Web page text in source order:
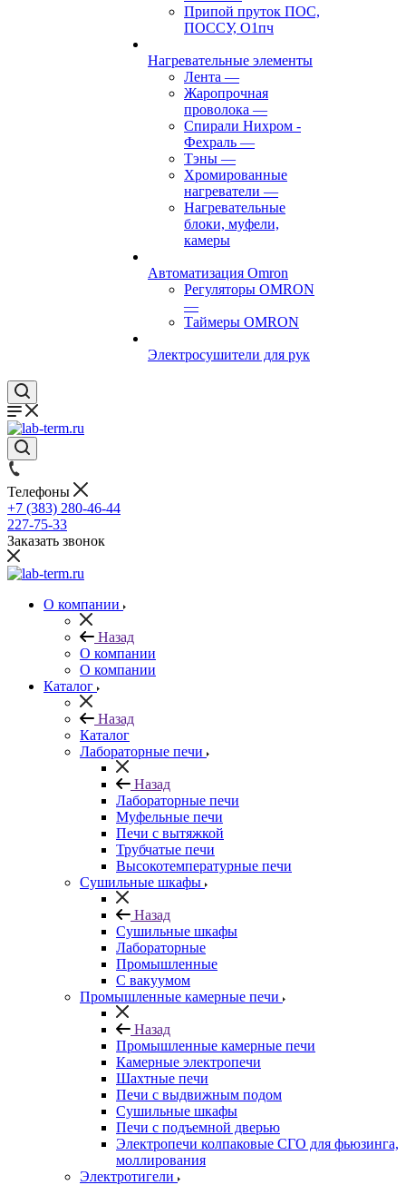
Припой пруток ПОС,
ПОССУ, О1пч
Нагревательные элементы
Лента —
Жаропрочная
проволока —
Спирали Нихром -
Фехраль —
Тэны —
Хромированные
нагреватели —
Нагревательные
блоки, муфели,
камеры
Автоматизация Omron
Регуляторы OMRON
—
Таймеры OMRON
Электросушители для рук
Телефоны
+7 (383) 280-46-44
227-75-33
Заказать звонок
О компании
Назад
О компании
О компании
Каталог
Назад
Каталог
Лабораторные печи
Назад
Лабораторные печи
Муфельные печи
Печи с вытяжкой
Трубчатые печи
Высокотемпературные печи
Сушильные шкафы
Назад
Сушильные шкафы
Лабораторные
Промышленные
С вакуумом
Промышленные камерные печи
Назад
Промышленные камерные печи
Камерные электропечи
Шахтные печи
Печи с выдвижным подом
Сушильные шкафы
Печи с подъемной дверью
Электропечи колпаковые СГО для фьюзинга,
моллирования
Электротигели